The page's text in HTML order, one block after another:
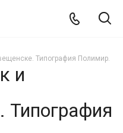
Типография Полимир.
и
Типография